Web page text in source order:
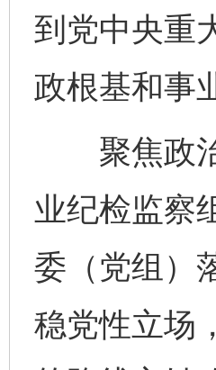
到党中央重
政根基和事
聚焦政治
业纪检监察
委（党组）
稳党性立场